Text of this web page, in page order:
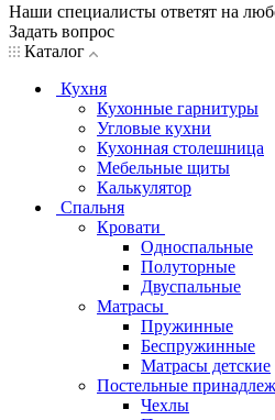
Наши специалисты ответят на
Задать вопрос
Каталог
Кухня
Кухонные гарнитуры
Угловые кухни
Кухонная столешница
Мебельные щиты
Калькулятор
Спальня
Кровати
Односпальные
Полуторные
Двуспальные
Матрасы
Пружинные
Беспружинные
Матрасы детские
Постельные
Чехлы